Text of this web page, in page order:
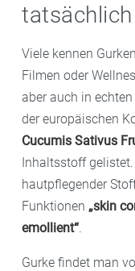
tatsächlich
Viele kennen
Filmen oder
aber auch in
der europäischen
Cucumis Sativus
Inhaltsstoff
hautpflegender
Funktionen „skin
emollient“.
Gurke findet man